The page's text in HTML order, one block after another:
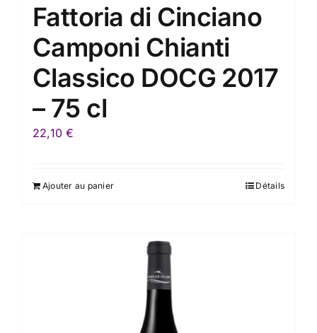
Fattoria di Cinciano
Camponi Chianti
Classico DOCG 2017
– 75 cl
22,10€
Ajouter au panier Détails